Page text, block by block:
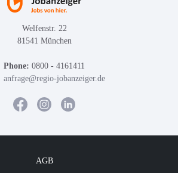
Welfenstr. 22
81541 München
Phone: 0800 - 4161411
anfrage@regio-jobanzeiger.de
AGB